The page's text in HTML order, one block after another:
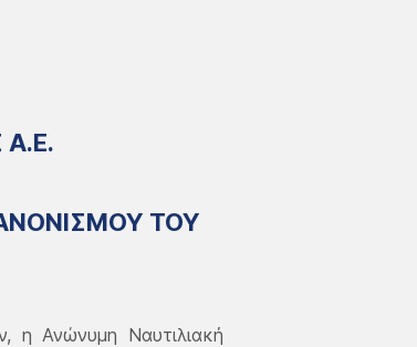
Α.Ε.
ΤΟΥ
η Ανώνυμη Ναυτιλιακή